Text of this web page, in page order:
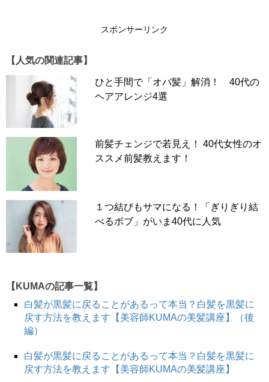
頭皮マッサージは1日1回コツコツと続けると効果的です。
シャンプーのついでに頭皮マッサージを習慣にしてみては
いかがでしょうか。
髪を濡らし、シャンプーが全体に行き渡ったら、頭皮マッ
サージを始めましょう。
1.生え際から頭頂
2.頭の側面（耳の上）から頭頂
3.うなじ→後頭部→頭頂
スポンサーリンク
【人気の関連記事】
ひと手間で「オバ髪」解消！ 40代の
ヘアアレンジ4選
前髪チェンジで若見え！ 40代女性のオ
ススメ前髪教えます！
１つ結びもサマになる！「ぎりぎり結
べるボブ」がいま40代に人気
【KUMAの記事一覧】
白髪が黒髪に戻ることがあるって本当？白髪を黒髪に
戻す方法を教えます【美容師KUMAの美髪講座】（後
編）
白髪が黒髪に戻ることがあるって本当？白髪を黒髪に
戻す方法を教えます【美容師KUMAの美髪講座】